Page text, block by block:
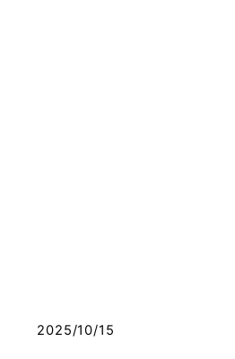
2025/10/15